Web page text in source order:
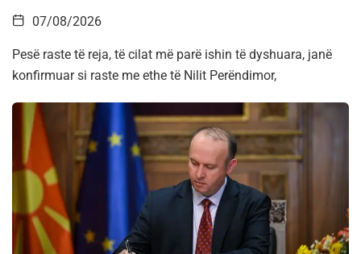
07/08/2026
Pesë raste të reja, të cilat më parë ishin të dyshuara, janë
konfirmuar si raste me ethe të Nilit Perëndimor,